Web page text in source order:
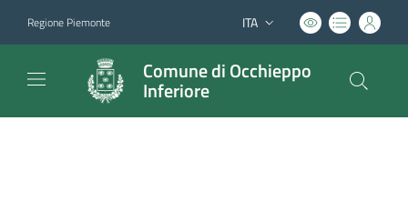
Regione Piemonte Lingua attiva:
ITA
Comune di Occhieppo
Inferiore